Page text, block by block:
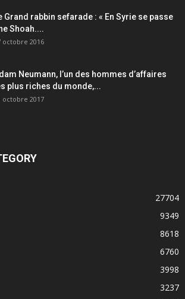
Grand rabbin sefarade : « En Syrie se passe
Shoah....
octobre 2016
Neumann, l’un des hommes d’affaires
plus riches du monde,...
octobre 2017
27704
9349
8618
6760
3998
3237